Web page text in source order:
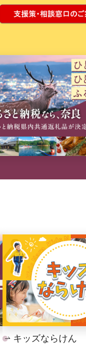
キッズならけん